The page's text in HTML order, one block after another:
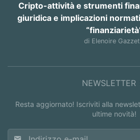
Cripto-attività e strumenti
giuridica e implicazioni
di Elenoire
NEWSLETTER
Resta aggiornato! Iscriviti alla
ultime novità!